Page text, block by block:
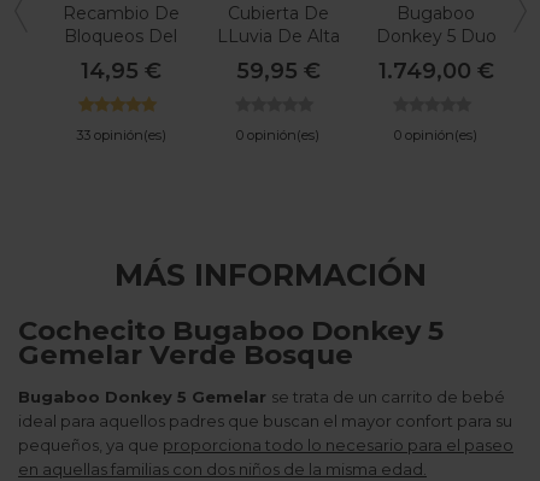
Recambio De
Bloqueos Del
Manillar Del
Bugaboo Bee 3
14,95 €
33 opinión(es)
Cubierta De
LLuvia De Alta
Calidad
Bugaboo
59,95 €
0 opinión(es)
Bugaboo
Donkey 5 Duo
Taupé
1.749,00 €
0 opinión(es)
MÁS INFORMACIÓN
Cochecito Bugaboo Donkey 5
Gemelar Verde Bosque
Bugaboo Donkey 5 Gemelar se trata de un carrito de bebé
ideal para aquellos padres que buscan el mayor confort para su
pequeños, ya que proporciona todo lo necesario para el paseo
en aquellas familias con dos niños de la misma edad.